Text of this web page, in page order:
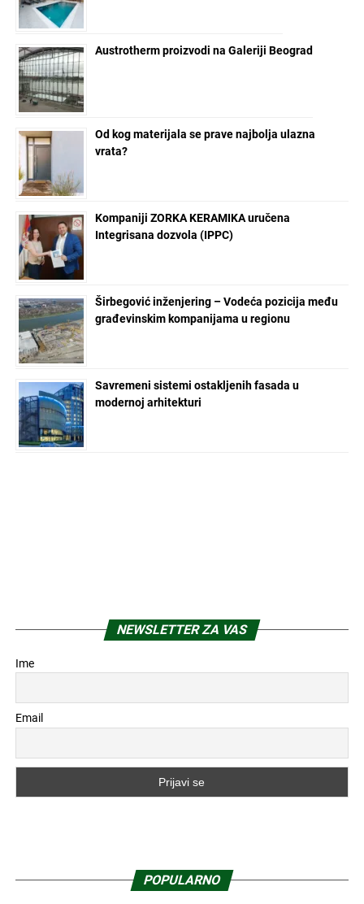
Austrotherm proizvodi na Galeriji Beograd
Od kog materijala se prave najbolja ulazna
vrata?
Kompaniji ZORKA KERAMIKA uručena
Integrisana dozvola (IPPC)
Širbegović inženjering – Vodeća pozicija među
građevinskim kompanijama u regionu
Savremeni sistemi ostakljenih fasada u
modernoj arhitekturi
NEWSLETTER ZA VAS
Ime
Email
POPULARNO